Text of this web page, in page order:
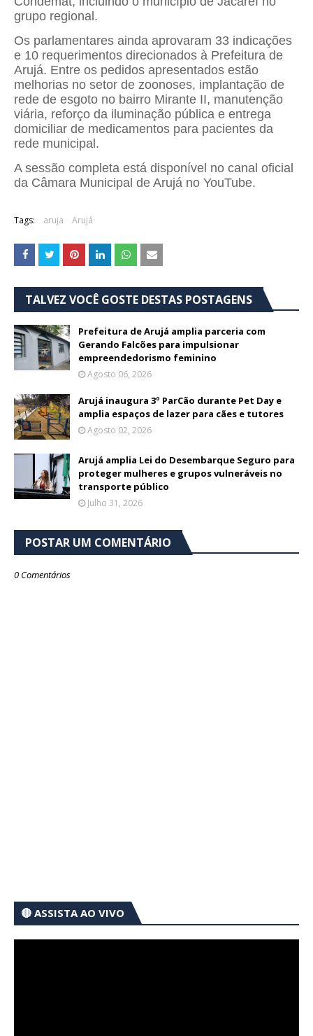
grupo regional.
Os parlamentares ainda aprovaram 33 indicações
e 10 requerimentos direcionados à Prefeitura de
Arujá. Entre os pedidos apresentados estão
melhorias no setor de zoonoses, implantação de
rede de esgoto no bairro Mirante II, manutenção
viária, reforço da iluminação pública e entrega
domiciliar de medicamentos para pacientes da
rede municipal.
A sessão completa está disponível no canal oficial
da Câmara Municipal de Arujá no YouTube.
Tags: aruja Arujá
TALVEZ VOCÊ GOSTE DESTAS POSTAGENS
Prefeitura de Arujá amplia parceria com
Gerando Falcões para impulsionar
empreendedorismo feminino
Agosto 06, 2026
Arujá inaugura 3º ParCão durante Pet Day e
amplia espaços de lazer para cães e tutores
Agosto 02, 2026
Arujá amplia Lei do Desembarque Seguro para
proteger mulheres e grupos vulneráveis no
transporte público
Julho 31, 2026
POSTAR UM COMENTÁRIO
0 Comentários
🔴 ASSISTA AO VIVO